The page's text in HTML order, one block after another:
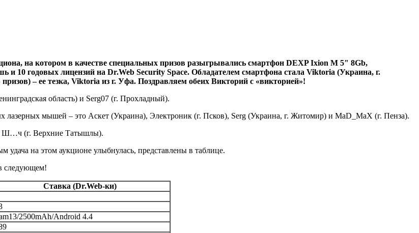
на котором в качестве специальных призов разыгрывались смартфон DEXP Ixion M 5" 8Gb,
и 10 годовых лицензий на Dr.Web Security Space. Обладателем смартфона стала Viktoria (Украина, г.
– ее тезка, Viktoria из г. Уфа. Поздравляем обеих Викторий с «викторией»!
область) и Serg07 (г. Прохладный).
лазерных мышей – это Аскет (Украина), Электроник (г. Псков), Serg (Украина, г. Житомир) и MaD_MaX (г. Пенза).
Ш…ч (г. Верхние Татышлы).
удача на этом аукционе улыбнулась, представлены в таблице.
следующем!
Ставка (Dr.Web-ки)
2500mAh/Android 4.4